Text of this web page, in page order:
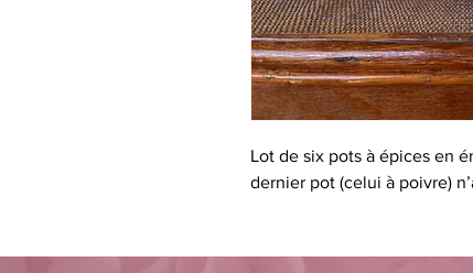
Lot de six pots à épices en
dernier pot (celui à poivre)